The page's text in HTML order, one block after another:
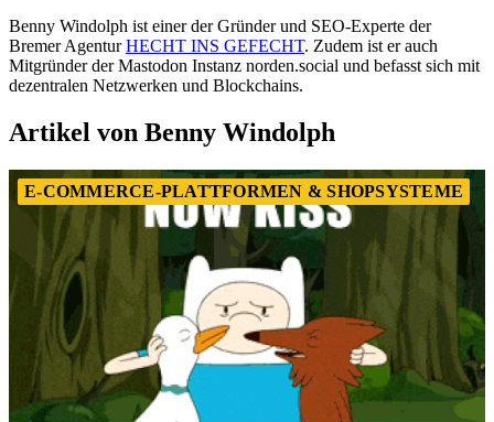
Benny Windolph ist einer der Gründer und SEO-Experte der
Bremer AgenturHECHT INS GEFECHT. Zudem ist er auch
Mitgründer der Mastodon Instanz norden.social und befasst sich mit
dezentralen Netzwerken und Blockchains.
Artikel von Benny Windolph
E-COMMERCE-PLATTFORMEN & SHOPSYSTEME